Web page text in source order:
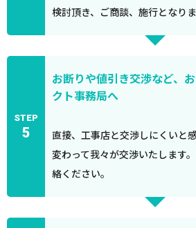
検討頂き、ご商談、施行となりま
STEP
5
お断りや値引き交渉など、
クト事務局へ
直接、工事店と交渉しにくいと
変わって我々が交渉いたします
絡ください。